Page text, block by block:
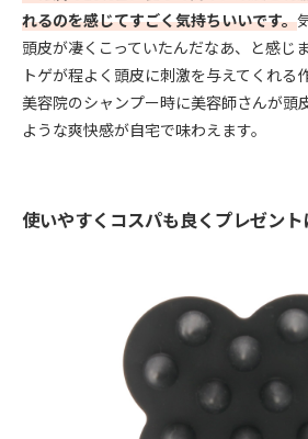
れるのを感じてすごく気持ちいいです。
頭皮が凄くこっていたんだなあ、と感じ
トゲが程よく頭皮に刺激を与えてくれる
美容院のシャンプー時に美容師さんが頭
ような爽快感が自宅で味わえます。
使いやすくコスパも良くプレゼント